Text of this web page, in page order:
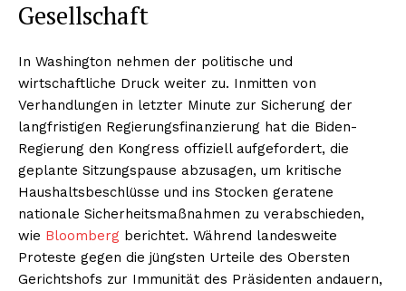
Gesellschaft
In Washington nehmen der politische und
wirtschaftliche Druck weiter zu. Inmitten von
Verhandlungen in letzter Minute zur Sicherung der
langfristigen Regierungsfinanzierung hat die Biden-
Regierung den Kongress offiziell aufgefordert, die
geplante Sitzungspause abzusagen, um kritische
Haushaltsbeschlüsse und ins Stocken geratene
nationale Sicherheitsmaßnahmen zu verabschieden,
wie Bloomberg berichtet. Während landesweite
Proteste gegen die jüngsten Urteile des Obersten
Gerichtshofs zur Immunität des Präsidenten andauern,